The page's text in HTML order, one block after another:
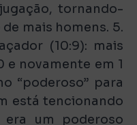
tornando-
mais homens. 5.
(10:9): mais
e novamente em 1
“poderoso” para
está tencionando
era um poderoso